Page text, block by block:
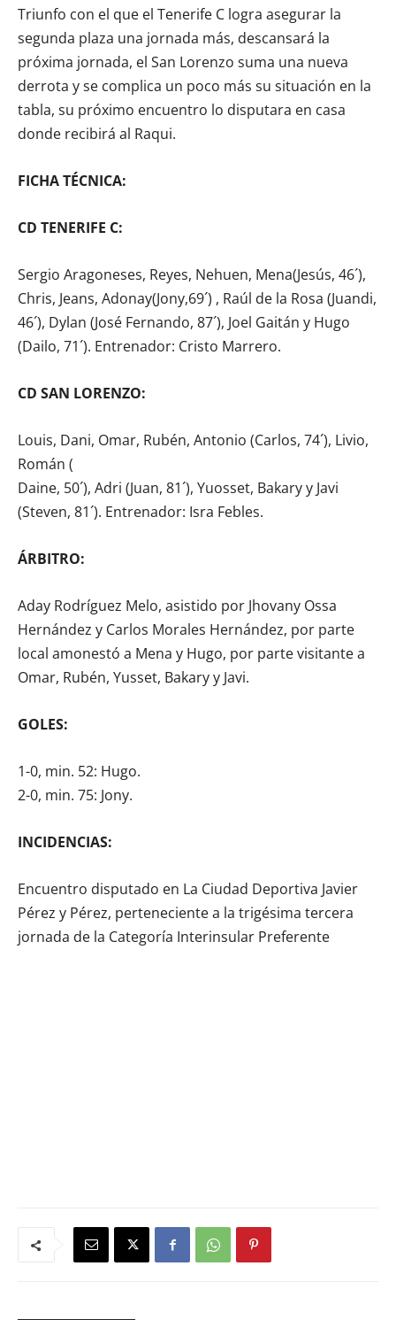
Triunfo con el que el Tenerife C logra asegurar la
segunda plaza una jornada más, descansará la
próxima jornada, el San Lorenzo suma una nueva
derrota y se complica un poco más su situación en la
tabla, su próximo encuentro lo disputara en casa
donde recibirá al Raqui.
FICHA TÉCNICA:
CD TENERIFE C:
Sergio Aragoneses, Reyes, Nehuen, Mena(Jesús, 46´),
Chris, Jeans, Adonay(Jony,69´) , Raúl de la Rosa (Juandi,
46´), Dylan (José Fernando, 87´), Joel Gaitán y Hugo
(Dailo, 71´). Entrenador: Cristo Marrero.
CD SAN LORENZO:
Louis, Dani, Omar, Rubén, Antonio (Carlos, 74´), Livio,
Román (
Daine, 50´), Adri (Juan, 81´), Yuosset, Bakary y Javi
(Steven, 81´). Entrenador: Isra Febles.
ÁRBITRO:
Aday Rodríguez Melo, asistido por Jhovany Ossa
Hernández y Carlos Morales Hernández, por parte
local amonestó a Mena y Hugo, por parte visitante a
Omar, Rubén, Yusset, Bakary y Javi.
GOLES:
1-0, min. 52: Hugo.
2-0, min. 75: Jony.
INCIDENCIAS:
Encuentro disputado en La Ciudad Deportiva Javier
Pérez y Pérez, perteneciente a la trigésima tercera
jornada de la Categoría Interinsular Preferente